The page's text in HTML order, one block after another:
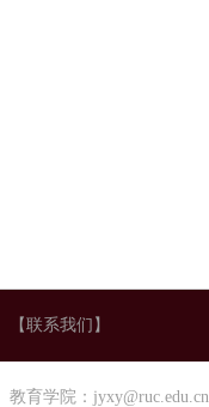
【联系我们】
教育学院：